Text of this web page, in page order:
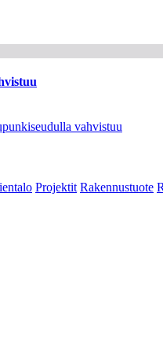
vahvistuu
Projektit Rakennustuote